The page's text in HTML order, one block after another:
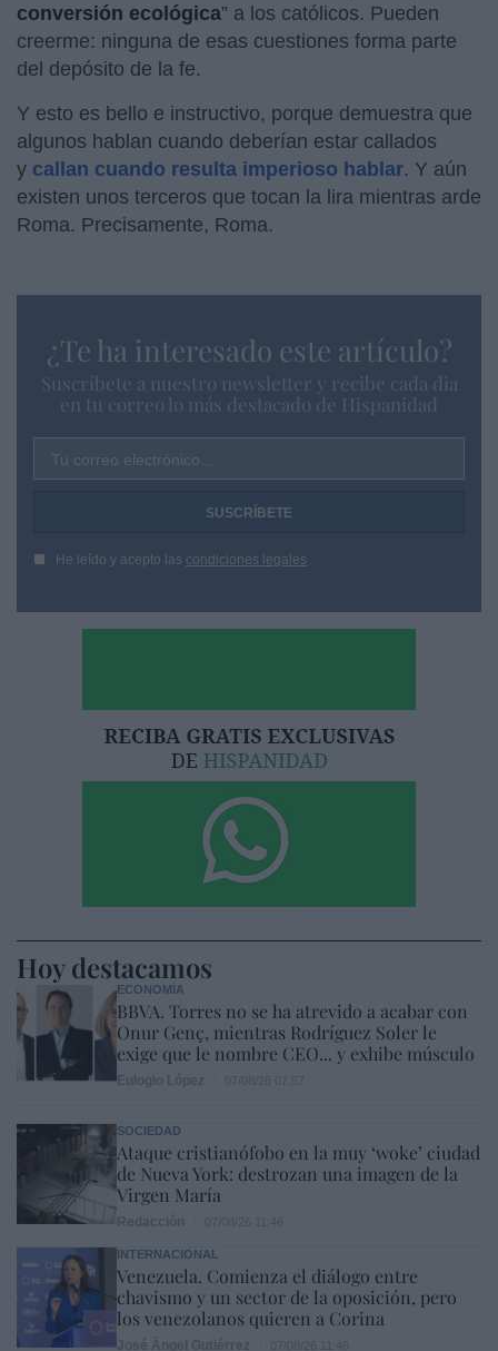
conversión ecológica” a los católicos. Pueden
creerme: ninguna de esas cuestiones forma parte
del depósito de la fe.
Y esto es bello e instructivo, porque demuestra que
algunos hablan cuando deberían estar callados
y callan cuando resulta imperioso hablar. Y aún
existen unos terceros que tocan la lira mientras arde
Roma. Precisamente, Roma.
¿Te ha interesado este artículo?
Suscríbete a nuestro newsletter y recibe cada dia
en tu correo lo más destacado de Hispanidad
Tu correo electrónico...
He leído y acepto las condiciones legales
Hoy destacamos
ECONOMÍA
BBVA. Torres no se ha atrevido a acabar con
Onur Genç, mientras Rodríguez Soler le
exige que le nombre CEO... y exhibe músculo
SOCIEDAD
Ataque cristianófobo en la muy ‘woke’ ciudad
de Nueva York: destrozan una imagen de la
Virgen María
INTERNACIONAL
Venezuela. Comienza el diálogo entre
chavismo y un sector de la oposición, pero
los venezolanos quieren a Corina